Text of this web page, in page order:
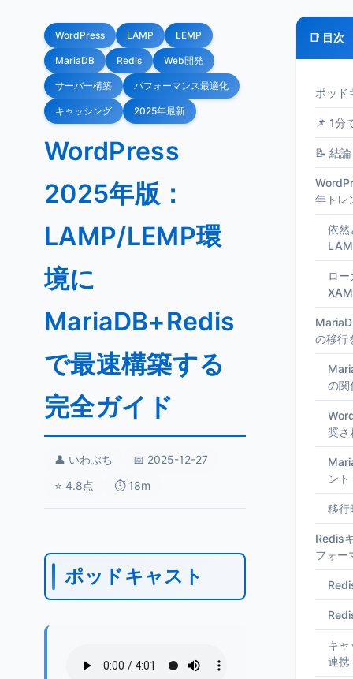
WordPress LAMP LEMP
MariaDB Redis Web開発
サーバー構築 パフォーマンス最適化
キャッシング 2025年最新
WordPress
2025年版：
LAMP/LEMP環
境に
MariaDB+Redis
で最速構築する
完全ガイド
👤 いわぶち
📅 2025-12-27
⭐ 4.8点
⏱️ 18m
ポッドキャスト
📑 目次
ポッド
📌 1分
📝 結論
年トレ
依然
ロ
の移行
の関
奨さ
ント
移行
Redis
フォー
キャ
連携